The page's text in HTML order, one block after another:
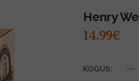
Henry
14.99€
KOGUS: